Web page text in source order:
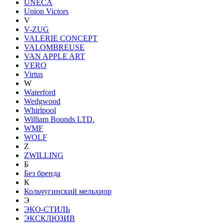
UNECA
Union Victors
V
V-ZUG
VALERIE CONCEPT
VALOMBREUSE
VAN APPLE ART
VERO
Virtus
W
Waterford
Wedgwood
Whirlpool
William Bounds LTD.
WMF
WOLF
Z
ZWILLING
Б
Без бренда
К
Кольчугинский мельхиор
Э
ЭКО-СТИЛЬ
ЭКСКЛЮЗИВ